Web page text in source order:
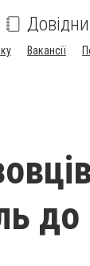
Вакансії